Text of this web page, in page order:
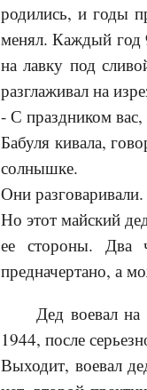
родились, и годы
менял. Каждый год
на лавку под
разглаживал на
- С праздником вас,
Бабуля кивала,
солнышке.
Они
Но этот майский
ее стороны. Два
предначертано, а
Дед воевал
1944, после
Выходит, воевал